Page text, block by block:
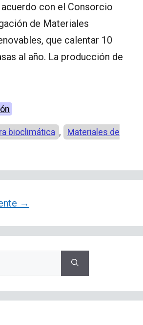
acuerdo con el Consorcio
de Materiales
que calentar 10
al año. La producción de
bioclimática ,
Materiales de
→